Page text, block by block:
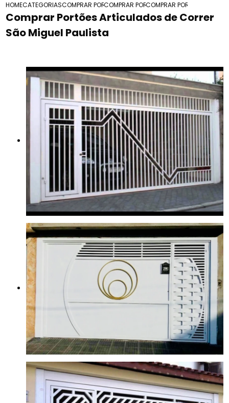
HOMECATEGORIASCOMPRAR PORTOES ARTICULADOS
COMPRAR PORTAO ARTICULADO DE
COMPRAR PORTOES
Comprar Portões Articulados de Correr
São Miguel Paulista